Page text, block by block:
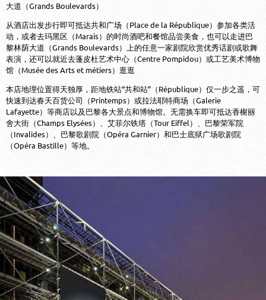
大道（Grands Boulevards）
从酒店出发步行即可抵达共和广场（Place de la République）参加各类活
动，或者去玛黑区（Marais）的时尚酒吧和餐馆品尝美食，也可以走进巴
黎林荫大道（Grands Boulevards）上的任意一家剧院欣赏优秀话剧或歌舞
表演，还可以就近去蓬皮杜艺术中心（Centre Pompidou）或工艺美术博物
馆（Musée des Arts et métiers）逛逛
本店地理位置得天独厚，距地铁站“共和站”（République）仅一步之遥，可
快速到达春天百货公司（Printemps）或拉法耶特商场（Galerie
Lafayette）等商店以及巴黎各大景点和博物馆。无需换车即可抵达香榭丽
舍大街（Champs Elysées）、艾菲尔铁塔（Tour Eiffel）、巴黎荣军院
（Invalides）、巴黎歌剧院（Opéra Garnier）和巴士底狱广场歌剧院
（Opéra Bastille）等地。